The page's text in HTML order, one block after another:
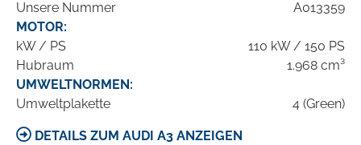
Unsere Nummer
A013359
MOTOR:
kW / PS
110 kW / 150 PS
Hubraum
1.968 cm³
UMWELTNORMEN:
Umweltplakette
4 (Green)
DETAILS ZUM AUDI A3 ANZEIGEN